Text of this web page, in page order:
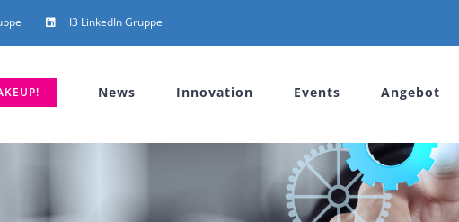
I3 LinkedIn Gruppe
News Innovation Events Angebot